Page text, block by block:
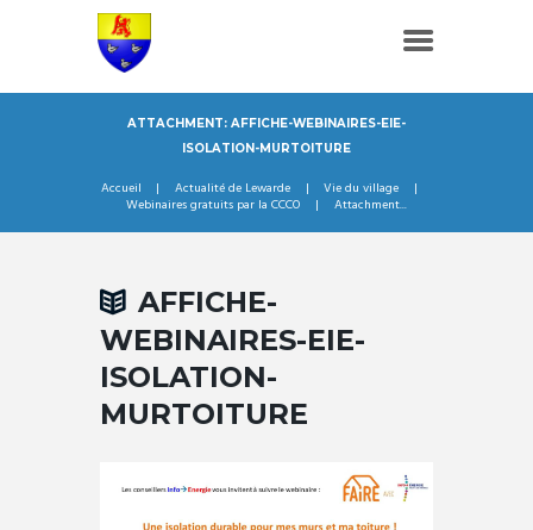
ATTACHMENT: AFFICHE-WEBINAIRES-EIE-
ISOLATION-MURTOITURE
Accueil Actualité de Lewarde
Vie du village
Webinaires gratuits par la CCCO
Attachment...
AFFICHE-
WEBINAIRES-EIE-
ISOLATION-
MURTOITURE